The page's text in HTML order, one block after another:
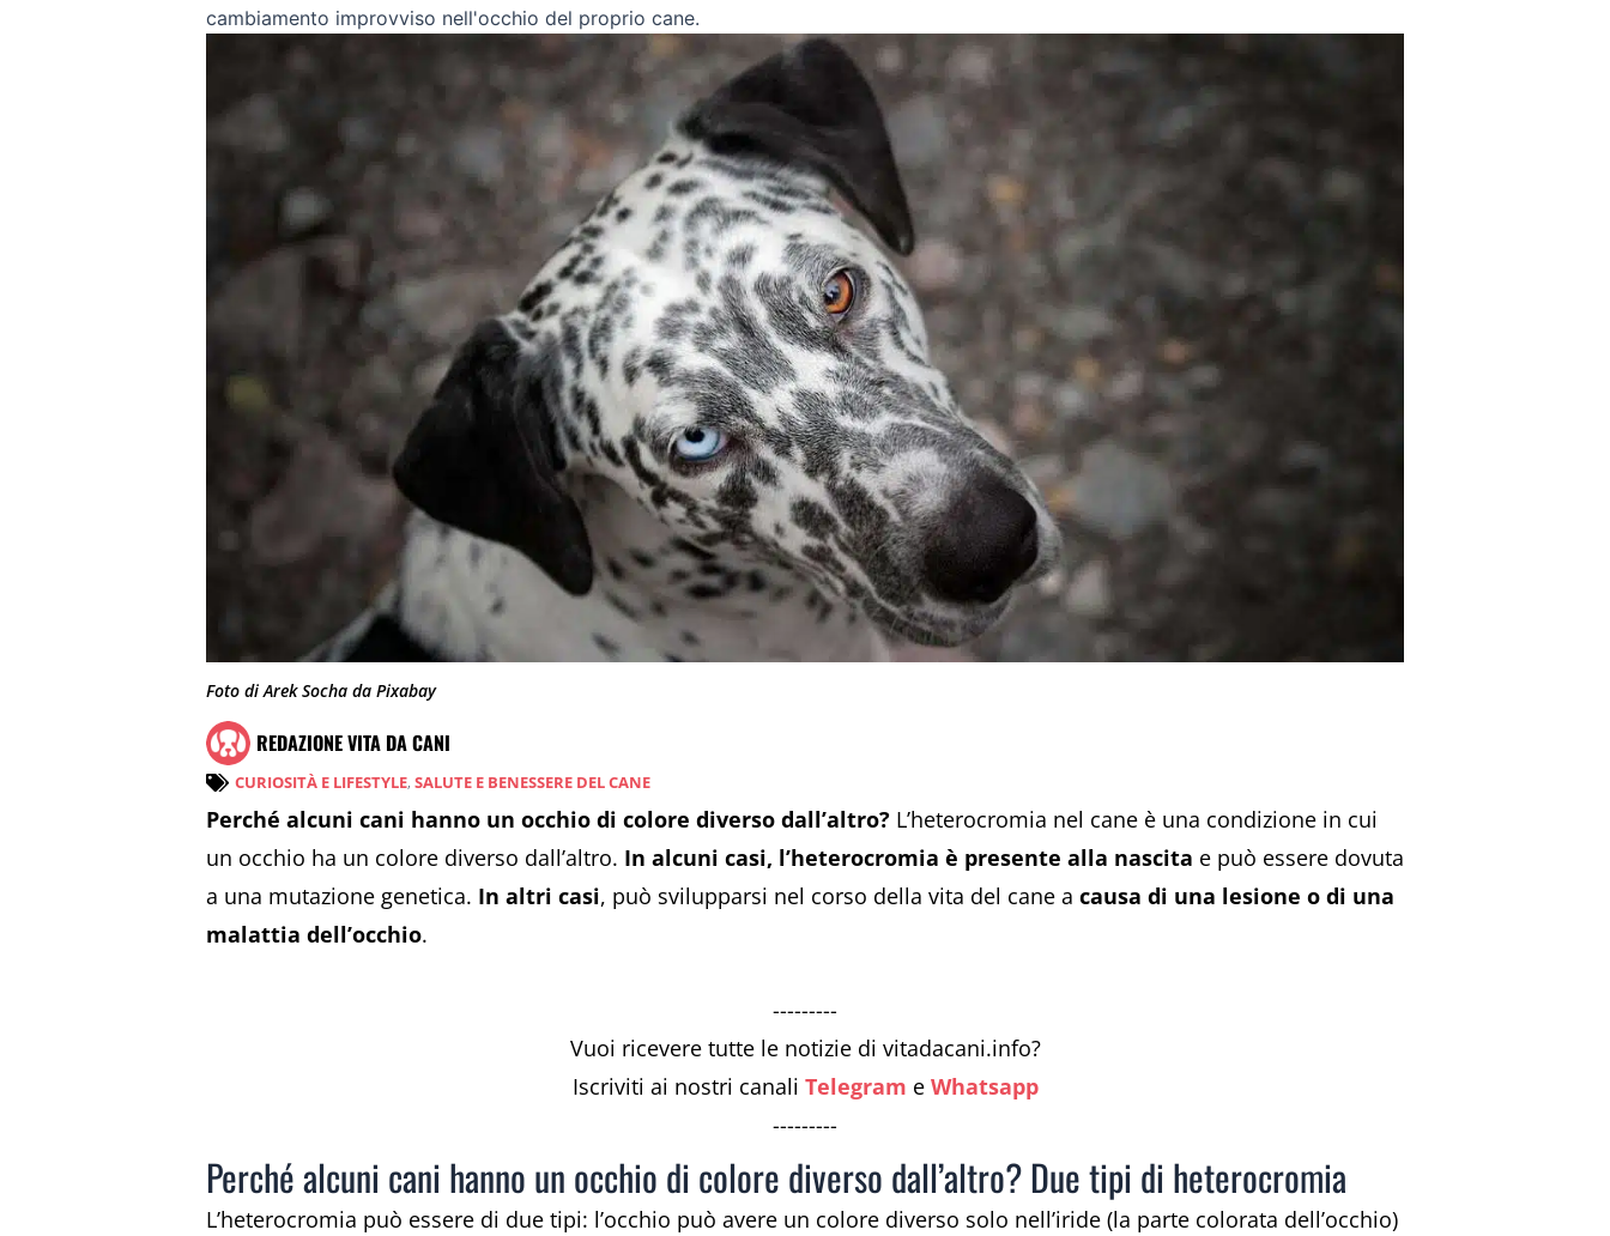
cambiamento improvviso nell'occhio del proprio cane.
Foto di Arek Socha da Pixabay
REDAZIONE VITA DA CANI
CURIOSITÀ E LIFESTYLE, SALUTE E BENESSERE DEL CANE
Perché alcuni cani hanno un occhio di colore diverso dall’altro? L’heterocromia nel cane è una condizione in cui
un occhio ha un colore diverso dall’altro. In alcuni casi, l’heterocromia è presente alla nascita e può essere dovuta
a una mutazione genetica. In altri casi, può svilupparsi nel corso della vita del cane a causa di una lesione o di una
malattia dell’occhio.
---------
Vuoi ricevere tutte le notizie di vitadacani.info?
Iscriviti ai nostri canali Telegram e Whatsapp
---------
Perché alcuni cani hanno un occhio di colore diverso dall’altro? Due tipi di heterocromia
L’heterocromia può essere di due tipi: l’occhio può avere un colore diverso solo nell’iride (la parte colorata dell’occhio)